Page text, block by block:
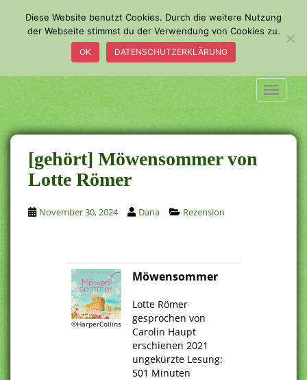
o
m
a
i
n
c
o
n
t
e
n
t
[gehört] Möwensommer von
Lotte Römer
November 30, 2024 Dana Rezension
©HarperCollins
Möwensommer
Lotte Römer
gesprochen von
Carolin Haupt
erschienen 2021
ungekürzte Lesung:
501 Minuten
Diese Website benutzt Cookies. Durch die weitere Nutzung
der Webseite stimmst du der Verwendung von Cookies zu.
OK DATENSCHUTZERKLÄRUNG